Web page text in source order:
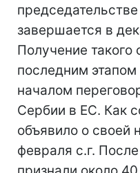
завершается в
Получение такого
последним
началом
Сербии в ЕС. Как
объявило о своей
февраля с.г.